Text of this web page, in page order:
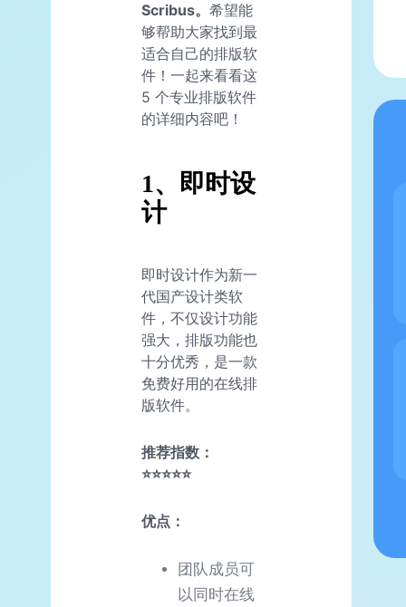
Scribus。 希望能
够帮助大家找到最
适合自己的排版软
件！一起来看看这
5 个专业排版软件
的详细内容吧！
1、即时设
计
即时设计作为新一
代国产设计类软
件，不仅设计功能
强大，排版功能也
十分优秀，是一款
免费好用的在线排
版软件。
推荐指数：
⭐⭐⭐⭐⭐
优点：
团队成员可
以同时在线